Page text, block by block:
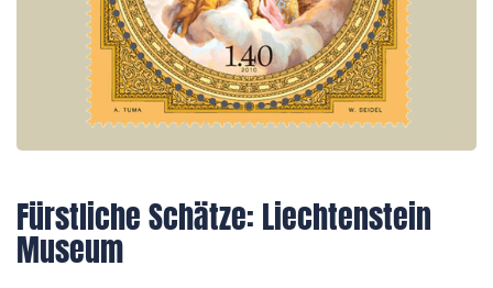
Fürstliche Schätze: Liechtenstein
Museum